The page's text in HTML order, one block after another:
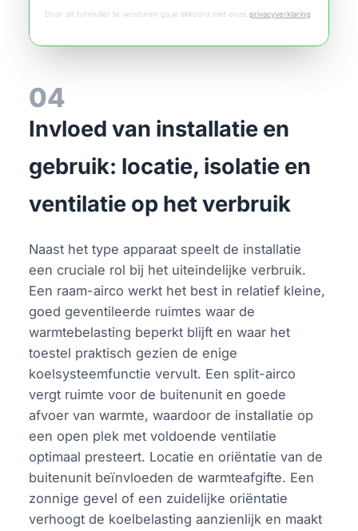
Door dit formulier te versturen ga je akkoord met onze privacyverklaring
04
Invloed van installatie en
gebruik: locatie, isolatie en
ventilatie op het verbruik
Naast het type apparaat speelt de installatie
een cruciale rol bij het uiteindelijke verbruik.
Een raam-airco werkt het best in relatief kleine,
goed geventileerde ruimtes waar de
warmtebelasting beperkt blijft en waar het
toestel praktisch gezien de enige
koelsysteemfunctie vervult. Een split-airco
vergt ruimte voor de buitenunit en goede
afvoer van warmte, waardoor de installatie op
een open plek met voldoende ventilatie
optimaal presteert. Locatie en oriëntatie van de
buitenunit beïnvloeden de warmteafgifte. Een
zonnige gevel of een zuidelijke oriëntatie
verhoogt de koelbelasting aanzienlijk en maakt